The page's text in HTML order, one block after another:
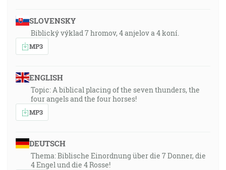
SLOVENSKY
Biblický výklad 7 hromov, 4 anjelov a 4 koní.
MP3
ENGLISH
Topic: A biblical placing of the seven thunders, the
four angels and the four horses!
MP3
DEUTSCH
Thema: Biblische Einordnung über die 7 Donner, die
4 Engel und die 4 Rosse!